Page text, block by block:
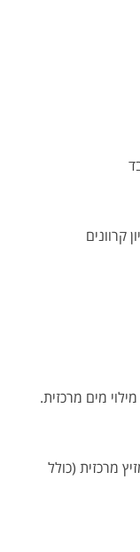
קרוונים
מים מרכזית.
מרכזית (כולל